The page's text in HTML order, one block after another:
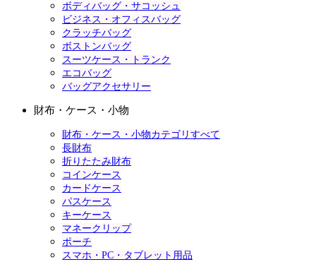
ボディバッグ・サコッシュ
ビジネス・オフィスバッグ
クラッチバッグ
ボストンバッグ
スーツケース・トランク
エコバッグ
バッグアクセサリー
財布・ケース・小物
財布・ケース・小物カテゴリすべて
長財布
折りたたみ財布
コインケース
カードケース
パスケース
キーケース
マネークリップ
ポーチ
スマホ・PC・タブレット用品